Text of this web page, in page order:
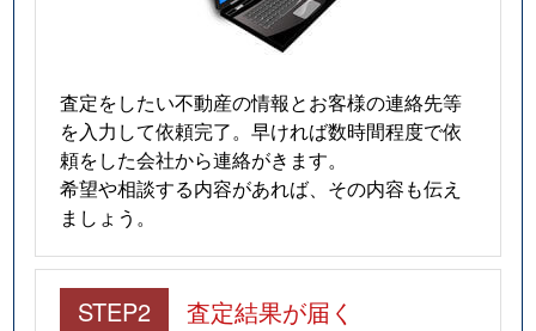
査定をしたい不動産の情報とお客様の連絡先等
を入力して依頼完了。早ければ数時間程度で依
頼をした会社から連絡がきます。
希望や相談する内容があれば、その内容も伝え
ましょう。
STEP2 査定結果が届く